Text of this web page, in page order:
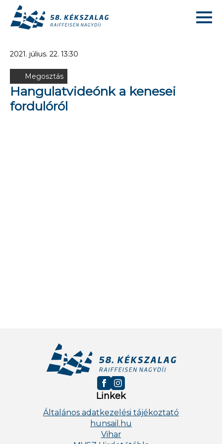
2021. július. 22. 13:30
Megosztás
Hangulatvideónk a kenesei
fordulóról
Linkek
Általános adatkezelési tájékoztató
hunsail.hu
Vihar